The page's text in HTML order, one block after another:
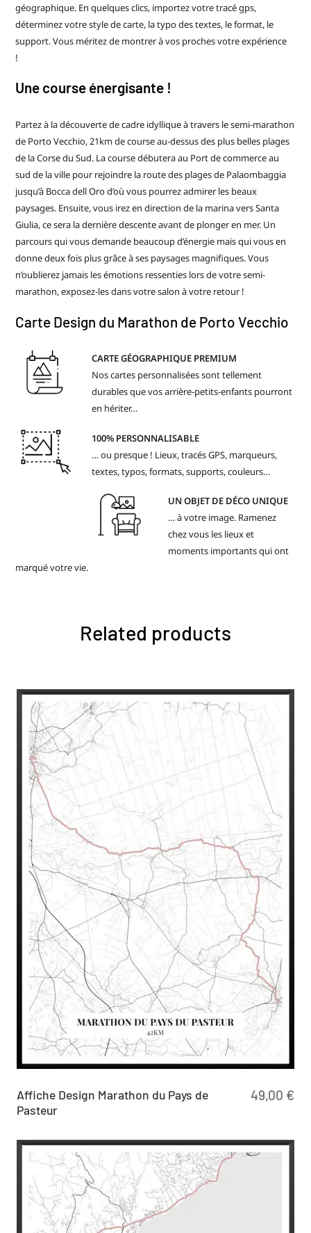
géographique. En quelques clics, importez votre tracé gps,
déterminez votre style de carte, la typo des textes, le format, le
support. Vous méritez de montrer à vos proches votre expérience
!
Une course énergisante !
Partez à la découverte de cadre idyllique à travers le semi-marathon
de Porto Vecchio, 21km de course au-dessus des plus belles plages
de la Corse du Sud. La course débutera au Port de commerce au
sud de la ville pour rejoindre la route des plages de Palaombaggia
jusqu’à Bocca dell Oro d’où vous pourrez admirer les beaux
paysages. Ensuite, vous irez en direction de la marina vers Santa
Giulia, ce sera la dernière descente avant de plonger en mer. Un
parcours qui vous demande beaucoup d’énergie mais qui vous en
donne deux fois plus grâce à ses paysages magnifiques. Vous
n’oublierez jamais les émotions ressenties lors de votre semi-
marathon, exposez-les dans votre salon à votre retour !
Carte Design du Marathon de Porto Vecchio
CARTE GÉOGRAPHIQUE PREMIUM
Nos cartes personnalisées sont tellement
durables que vos arrière-petits-enfants pourront
en hériter…
100% PERSONNALISABLE
… ou presque ! Lieux, tracés GPS, marqueurs,
textes, typos, formats, supports, couleurs…
UN OBJET DE DÉCO UNIQUE
… à votre image. Ramenez
chez vous les lieux et
moments importants qui ont
marqué votre vie.
Related products
49,00 €
Affiche Design Marathon du Pays de
Pasteur